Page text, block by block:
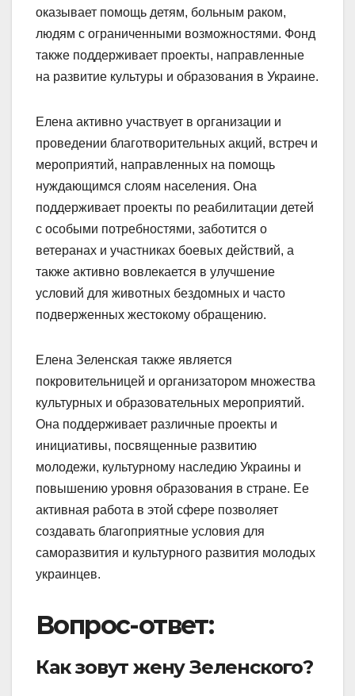
оказывает помощь детям, больным раком,
людям с ограниченными возможностями. Фонд
также поддерживает проекты, направленные
на развитие культуры и образования в Украине.
Елена активно участвует в организации и
проведении благотворительных акций, встреч и
мероприятий, направленных на помощь
нуждающимся слоям населения. Она
поддерживает проекты по реабилитации детей
с особыми потребностями, заботится о
ветеранах и участниках боевых действий, а
также активно вовлекается в улучшение
условий для животных бездомных и часто
подверженных жестокому обращению.
Елена Зеленская также является
покровительницей и организатором множества
культурных и образовательных мероприятий.
Она поддерживает различные проекты и
инициативы, посвященные развитию
молодежи, культурному наследию Украины и
повышению уровня образования в стране. Ее
активная работа в этой сфере позволяет
создавать благоприятные условия для
саморазвития и культурного развития молодых
украинцев.
Вопрос-ответ:
Как зовут жену Зеленского?